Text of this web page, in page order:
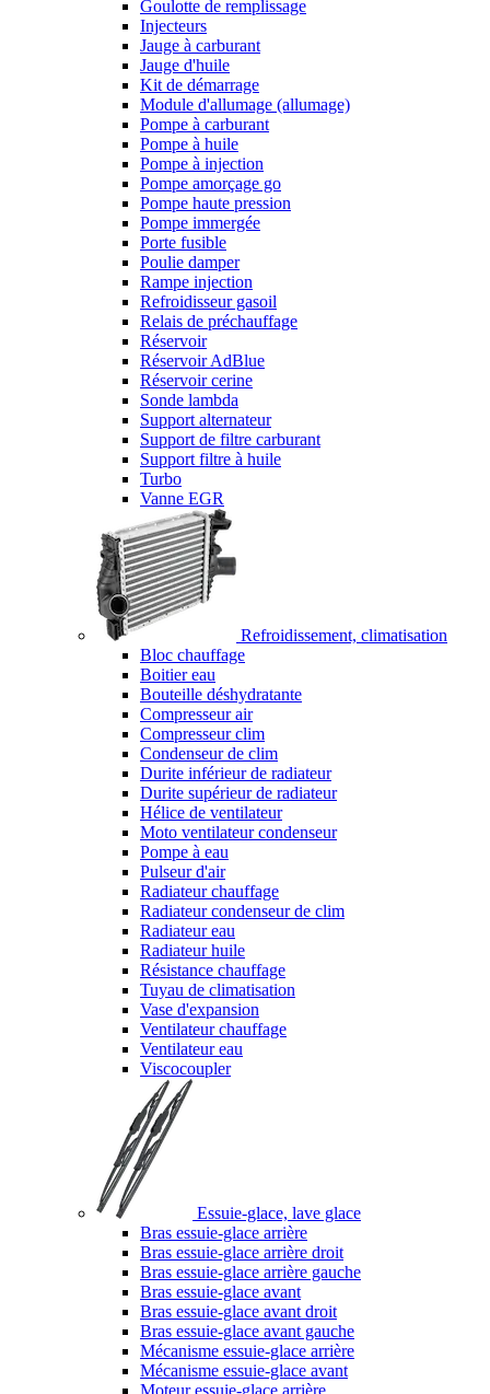
Goulotte de remplissage
Injecteurs
Jauge à carburant
Jauge d'huile
Kit de démarrage
Module d'allumage (allumage)
Pompe à carburant
Pompe à huile
Pompe à injection
Pompe amorçage go
Pompe haute pression
Pompe immergée
Porte fusible
Poulie damper
Rampe injection
Refroidisseur gasoil
Relais de préchauffage
Réservoir
Réservoir AdBlue
Réservoir cerine
Sonde lambda
Support alternateur
Support de filtre carburant
Support filtre à huile
Turbo
Vanne EGR
Refroidissement, climatisation
Bloc chauffage
Boitier eau
Bouteille déshydratante
Compresseur air
Compresseur clim
Condenseur de clim
Durite inférieur de radiateur
Durite supérieur de radiateur
Hélice de ventilateur
Moto ventilateur condenseur
Pompe à eau
Pulseur d'air
Radiateur chauffage
Radiateur condenseur de clim
Radiateur eau
Radiateur huile
Résistance chauffage
Tuyau de climatisation
Vase d'expansion
Ventilateur chauffage
Ventilateur eau
Viscocoupler
Essuie-glace, lave glace
Bras essuie-glace arrière
Bras essuie-glace arrière droit
Bras essuie-glace arrière gauche
Bras essuie-glace avant
Bras essuie-glace avant droit
Bras essuie-glace avant gauche
Mécanisme essuie-glace arrière
Mécanisme essuie-glace avant
Moteur essuie-glace arrière